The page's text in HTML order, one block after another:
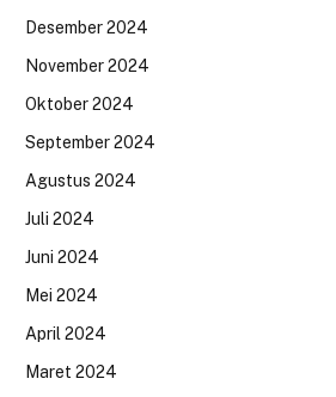
Desember 2024
November 2024
Oktober 2024
September 2024
Agustus 2024
Juli 2024
Juni 2024
Mei 2024
April 2024
Maret 2024